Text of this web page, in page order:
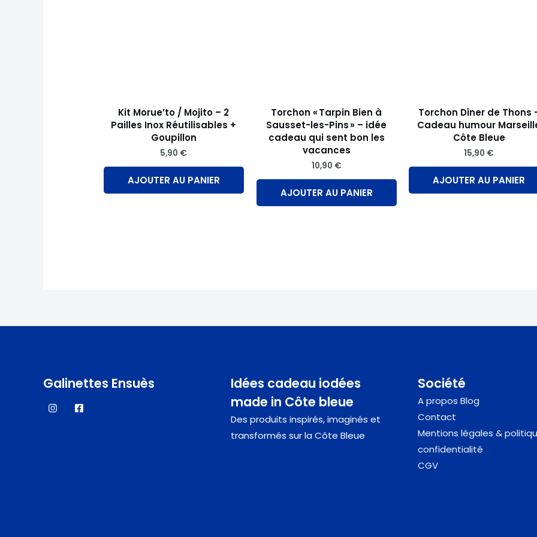
Kit Morue’to / Mojito – 2
Pailles Inox Réutilisables +
Goupillon
5,90 €
AJOUTER AU PANIER
Torchon « Tarpin Bien à
Sausset-les-Pins » – idée
cadeau qui sent bon les
vacances
10,90 €
AJOUTER AU PANIER
Torchon Dîner de Thons
Cadeau humour
Côte Bleue
15,90 €
AJOUTER AU PANIER
Galinettes Ensuès
Idées cadeau iodées
made in Côte bleue
Des produits inspirés, imaginés et
transformés sur la Côte Bleue
Société
A propos Blog
Contact
Mentions légales &
confidentialité
CGV